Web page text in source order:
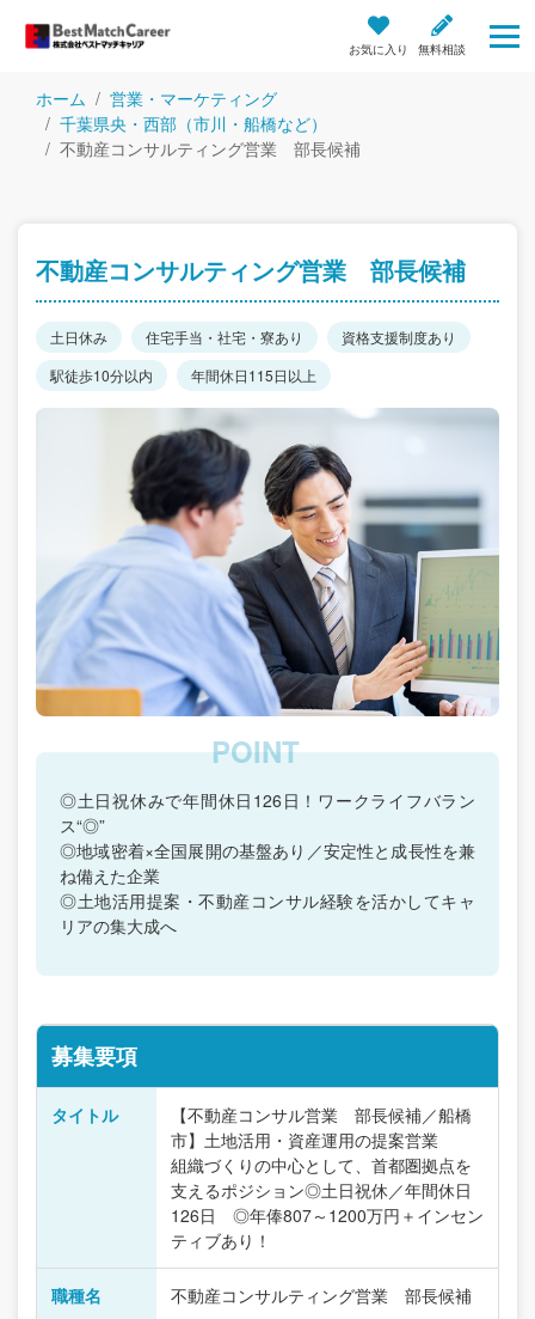
お気に入り 無料相談
ホーム
営業・マーケティング
千葉県央・西部（市川・船橋など）
不動産コンサルティング営業 部長候補
不動産コンサルティング営業 部長候補
土日休み 住宅手当・社宅・寮あり
資格支援制度あり
駅徒歩10分以内
年間休日115日以上
◎土日祝休みで年間休日126日！ワークライフバラン
ス“◎”
◎地域密着×全国展開の基盤あり／安定性と成長性を兼
ね備えた企業
◎土地活用提案・不動産コンサル経験を活かしてキャ
リアの集大成へ
募集要項
タイトル
【不動産コンサル営業 部長候補／船橋
市】土地活用・資産運用の提案営業
組織づくりの中心として、首都圏拠点を
支えるポジション◎土日祝休／年間休日
126日 ◎年俸807～1200万円＋インセン
ティブあり！
職種名 不動産コンサルティング営業 部長候補